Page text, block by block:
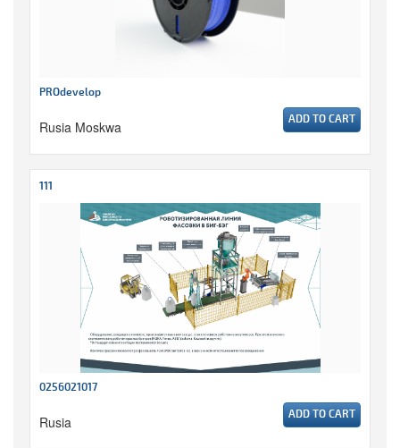
PROdevelop
Rusia Moskwa ADD TO CART
111
0256021017
Rusia ADD TO CART